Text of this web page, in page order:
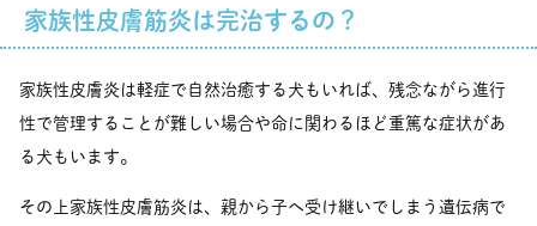
家族性皮膚筋炎は完治するの？
家族性皮膚炎は軽症で自然治癒する犬もいれば、残念ながら進行
性で管理することが難しい場合や命に関わるほど重篤な症状があ
る犬もいます。
その上家族性皮膚筋炎は、親から子へ受け継いでしまう遺伝病で